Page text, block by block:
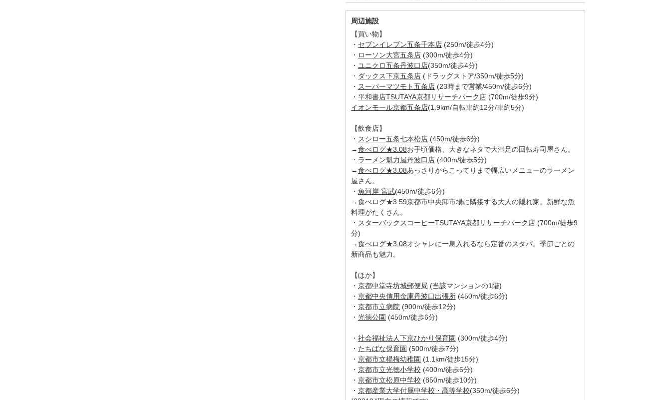
周辺施設
【買い物】
・ セブンイレブン五条千本店 (250m/徒歩4分)
・ ローソン大宮五条店 (300m/徒歩4分)
・ ユニクロ五条丹波口店(350m/徒歩4分)
・ ダックス下京五条店 (ドラッグストア/350m/徒歩5分)
・ スーパーマツモト五条店 (23時まで営業/450m/徒歩6分)
・ 平和書店TSUTAYA京都リサーチパーク店 (700m/徒歩9分)
イオンモール京都五条店(1.9km/自転車約12分/車約5分)
【飲食店】
・ スシロー五条七本松店 (450m/徒歩6分)
→食べログ★3.08お手頃価格、大きなネタで大満足の回転寿司屋さん。
・ ラーメン魁力屋丹波口店 (400m/徒歩5分)
→食べログ★3.08あっさりからこってりまで幅広いメニューのラーメン
屋さん。
・ 魚河岸 宮武(450m/徒歩6分)
→食べログ★3.59京都市中央卸市場に隣接する大人の隠れ家。新鮮な魚
料理がたくさん。
・ スターバックスコーヒーTSUTAYA京都リサーチパーク店 (700m/徒歩9
分)
→食べログ★3.08オシャレに一息入れるなら定番のスタバ。季節ごとの
新商品も魅力。
【ほか】
・ 京都中堂寺坊城郵便局 (当該マンションの1階)
・ 京都中央信用金庫丹波口出張所 (450m/徒歩6分)
・ 京都市立病院 (900m/徒歩12分)
・ 光徳公園 (450m/徒歩6分)
・ 社会福祉法人下京ひかり保育園 (300m/徒歩4分)
・ たちばな保育園 (500m/徒歩7分)
・ 京都市立楊梅幼稚園 (1.1km/徒歩15分)
・ 京都市立光徳小学校 (400m/徒歩6分)
・ 京都市立松原中学校 (850m/徒歩10分)
・ 京都産業大学付属中学校・高等学校(350m/徒歩6分)